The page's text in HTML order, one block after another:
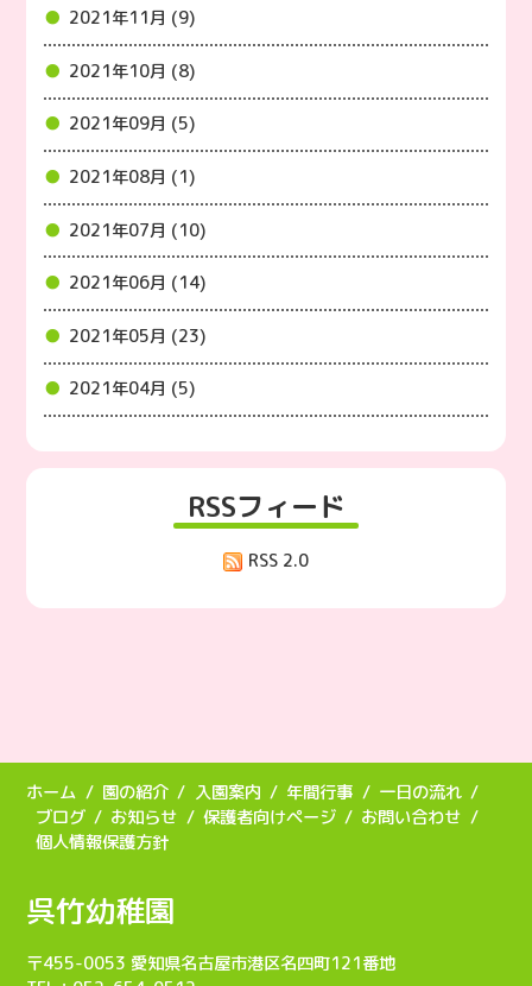
2021年11月 (9)
2021年10月 (8)
2021年09月 (5)
2021年08月 (1)
2021年07月 (10)
2021年06月 (14)
2021年05月 (23)
2021年04月 (5)
RSSフィード
RSS 2.0
ホーム 園の紹介 入園案内 年間行事
一日の流れ
ブログ
お知らせ 保護者向けページ
お問い合わせ
個人情報保護方針
呉竹幼稚園
〒455-0053 愛知県名古屋市港区名四町121番地